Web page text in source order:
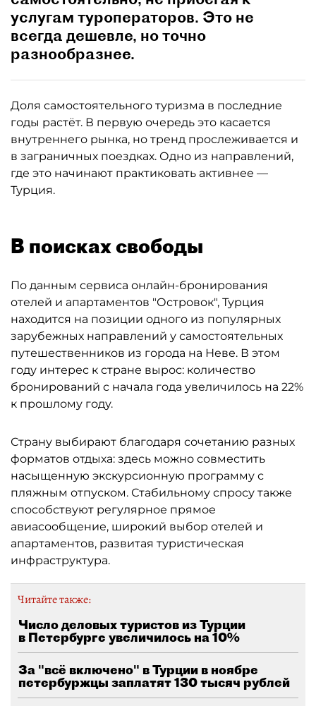
услугам туроператоров. Это не
всегда дешевле, но точно
разнообразнее.
Доля самостоятельного туризма в последние
годы растёт. В первую очередь это касается
внутреннего рынка, но тренд прослеживается и
в заграничных поездках. Одно из направлений,
где это начинают практиковать активнее —
Турция.
В поисках свободы
По данным сервиса онлайн-бронирования
отелей и апартаментов "Островок", Турция
находится на позиции одного из популярных
зарубежных направлений у самостоятельных
путешественников из города на Неве. В этом
году интерес к стране вырос: количество
бронирований с начала года увеличилось на 22%
к прошлому году.
Страну выбирают благодаря сочетанию разных
форматов отдыха: здесь можно совместить
насыщенную экскурсионную программу с
пляжным отпуском. Стабильному спросу также
способствуют регулярное прямое
авиасообщение, широкий выбор отелей и
апартаментов, развитая туристическая
инфраструктура.
Читайте также:
Число деловых туристов из Турции
в Петербурге увеличилось на 10%
За "всё включено" в Турции в ноябре
петербуржцы заплатят 130 тысяч рублей